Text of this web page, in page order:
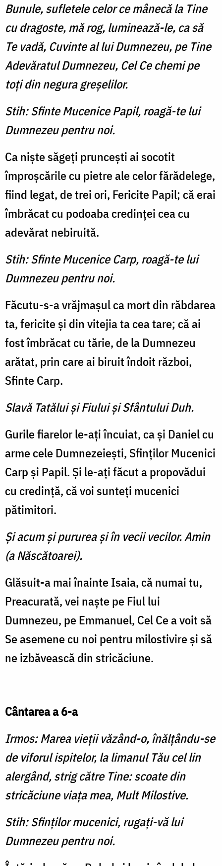
Bunule, sufletele celor ce mânecă la Tine
cu dragoste, mă rog, luminează-le, ca să
Te vadă, Cuvinte al lui Dumnezeu, pe Tine
Adevăratul Dumnezeu, Cel Ce chemi pe
toţi din negura greşelilor.
Stih: Sfinte Mucenice Papil, roagă-te lui
Dumnezeu pentru noi.
Ca nişte săgeţi prunceşti ai socotit
împroşcările cu pietre ale celor fărădelege,
fiind le­gat, de trei ori, Fericite Papil; că erai
îmbrăcat cu podoaba credinţei cea cu
adevărat ne­biruită.
Stih: Sfinte Mucenice Carp, roagă-te lui
Dumnezeu pentru noi.
Făcutu-s-a vrăjmaşul ca mort din răbdarea
ta, fericite şi din vitejia ta cea tare; că ai
fost îm­brăcat cu tărie, de la Dumnezeu
arătat, prin care ai biruit îndoit război,
Sfinte Carp.
Slavă Tatălui şi Fiului şi Sfântului Duh.
Gurile fiarelor le-aţi încuiat, ca şi Daniel cu
arme cele Dumnezeieşti, Sfinţilor Mucenici
Carp şi Papil. Şi le-aţi făcut a propovădui
cu credinţă, că voi sunteţi mucenici
pătimitori.
Şi acum şi pururea şi în vecii vecilor. Amin
(a Născătoarei).
Glăsuit-a mai înainte Isaia, că numai tu,
Preacurată, vei naşte pe Fiul lui
Dumnezeu, pe Emmanuel, Cel Ce a voit să
Se asemene cu noi pentru milosti­vire şi să
ne izbăvească din stricăciune.
Cântarea a 6-a
Irmos: Marea vieţii văzând-o, înălţându-se
de viforul ispitelor, la limanul Tău cel lin
alergând, strig către Tine: scoate din
stricăciune viaţa mea, Mult Milostive.
Stih: Sfinţilor mucenici, rugaţi-vă lui
Dumnezeu pentru noi.